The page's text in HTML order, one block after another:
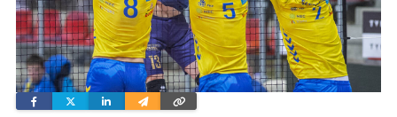
FacebookTwitterLinkedinWyślij
e-
Skopiuj
link